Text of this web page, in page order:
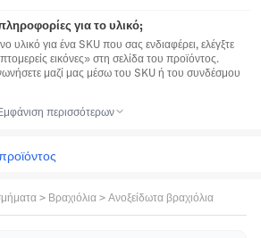
για το υλικό;
υλικό για ένα SKU που σας ενδιαφέρει, ελέγξτε
εικόνες» στη σελίδα του προϊόντος.
μαζί μας μέσω του SKU ή του συνδέσμου
περισσότερων
> Βραχιόλια > Ανοξείδωτα βραχιόλια